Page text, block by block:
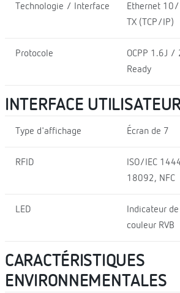
Technologie / Interface
Ethernet
TX (TCP/IP)
Protocole
OCPP 1.6J /
Ready
INTERFACE
Type d'affichage Écran de 7
RFID
ISO/IEC
18092, NFC
LED
Indicateur
couleur RVB
CARACTÉRISTIQUES
ENVIRONNEMENTALES